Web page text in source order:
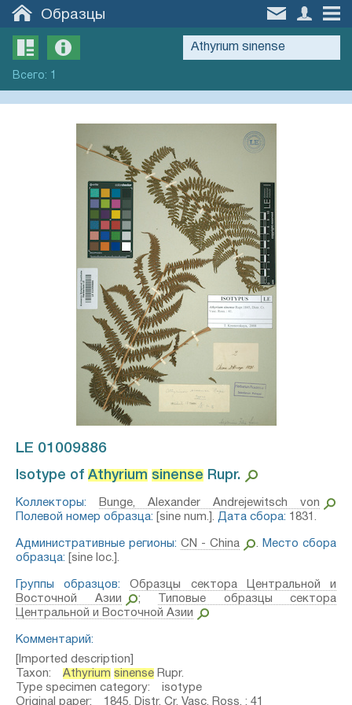
Образцы
Всего: 1
LE 01009886
Isotype of Athyrium sinense Rupr.⁣
Коллекторы:
Bunge, Alexander Andrejewitsch von
Полевой номер образца: [sine num.]. Дата сбора: 1831.
Административные регионы: CN - China . Место сбора
образца: [sine loc.].
Группы образцов:
Образцы сектора Центральной и
Восточной Азии
;
Типовые образцы сектора
Центральной и Восточной Азии
Комментарий:
[Imported description]
Taxon: Athyrium sinense Rupr.
Type specimen category: isotype
Original paper: 1845, Distr. Cr. Vasc. Ross. : 41